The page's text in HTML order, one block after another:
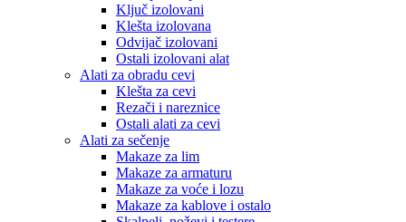
Ključ izolovani
Klešta izolovana
Odvijač izolovani
Ostali izolovani alat
Alati za obradu cevi
Klešta za cevi
Rezači i nareznice
Ostali alati za cevi
Alati za sečenje
Makaze za lim
Makaze za armaturu
Makaze za voće i lozu
Makaze za kablove i ostalo